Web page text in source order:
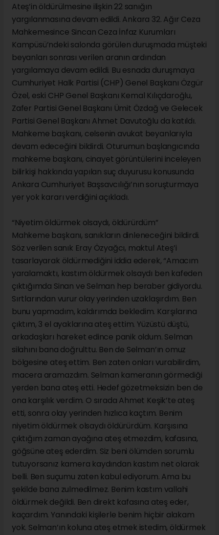
Ateş’in öldürülmesine ilişkin 22 sanığın
yargılanmasına devam edildi. Ankara 32. Ağır Ceza
Mahkemesince Sincan Ceza İnfaz Kurumları
Kampüsü’ndeki salonda görülen duruşmada müşteki
beyanları sonrası verilen aranın ardından
yargılamaya devam edildi. Bu esnada duruşmaya
Cumhuriyet Halk Partisi (CHP) Genel Başkanı Özgür
Özel, eski CHP Genel Başkanı Kemal Kılıçdaroğlu,
Zafer Partisi Genel Başkanı Ümit Özdağ ve Gelecek
Partisi Genel Başkanı Ahmet Davutoğlu da katıldı.
Mahkeme başkanı, celsenin avukat beyanlarıyla
devam edeceğini bildirdi. Oturumun başlangıcında
mahkeme başkanı, cinayet görüntülerini inceleyen
bilirkişi hakkında yapılan suç duyurusu konusunda
Ankara Cumhuriyet Başsavcılığı’nın soruşturmaya
yer yok kararı verdiğini açıkladı.
“Niyetim öldürmek olsaydı, öldürürdüm”
Mahkeme başkanı, sanıkların dinleneceğini bildirdi.
Söz verilen sanık Eray Özyağcı, maktul Ateş’i
tasarlayarak öldürmediğini iddia ederek, “Amacım
yaralamaktı, kastım öldürmek olsaydı ben kafeden
çıktığımda Sinan ve Selman hep beraber gidiyordu.
Sırtlarından vurur olay yerinden uzaklaşırdım. Ben
bunu yapmadım, kaldırımda bekledim. Karşılarına
çıktım, 3 el ayaklarına ateş ettim. Yüzüstü düştü,
arkadaşları hareket edince panik oldum. Selman
silahını bana doğrulttu. Ben de Selman’ın omuz
bölgesine ateş ettim. Ben zaten onları vurabilirdim,
macera aramazdım. Selman kameranın görmediği
yerden bana ateş etti. Hedef gözetmeksizin ben de
ona karşılık verdim. O sırada Ahmet Keşik’te ateş
etti, sonra olay yerinden hızlıca kaçtım. Benim
niyetim öldürmek olsaydı öldürürdüm. Karşısına
çıktığım zaman ayağına ateş etmezdim, kafasına,
göğsüne ateş ederdim. Siz beni ölümden sorumlu
tutuyorsanız kamera kaydından kastım net olarak
belli. Ben suçumu zaten kabul ediyorum. Ama bu
şekilde bana zulmedilmez. Benim kastım vallahi
öldürmek değildi. Ben direkt kafasına ateş eder,
kaçardım. Yanındaki kişilerle benim hiçbir alakam
yok. Selman’ın koluna ateş etmek istedim, öldürmek